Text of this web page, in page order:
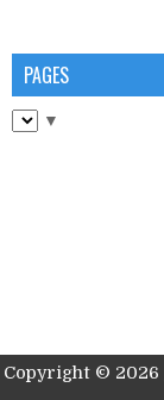
PAGES
▼
Copyright © 2026